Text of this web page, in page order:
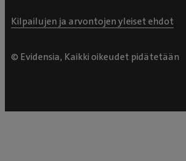
Kilpailujen ja arvontojen yleiset ehdot
© Evidensia, Kaikki oikeudet pidätetään